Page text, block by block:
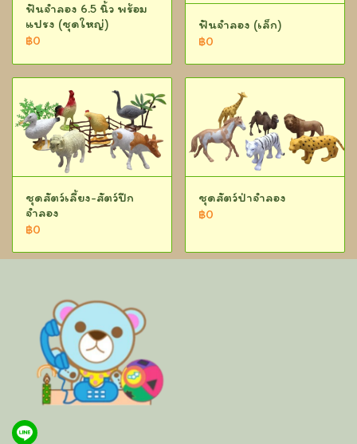
ฟันจำลอง 6.5 นิ้ว พร้อม
แปรง (ชุดใหญ่)
฿0
ฟันจำลอง (เล็ก)
฿0
ชุดสัตว์เลี้ยง-สัตว์ปีก
จำลอง
฿0
ชุดสัตว์ป่าจำลอง
฿0